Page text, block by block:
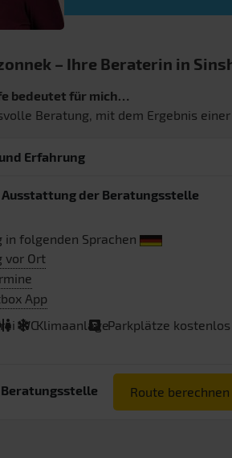
– Ihre Beraterin in
bedeutet für mich…
Beratung, mit dem Ergebnis
Erfahrung
Ausstattung der Beratungsstelle
in folgenden Sprachen
vor Ort
App
WCKlimaanlageParkplätze kostenlos
Route berechnen